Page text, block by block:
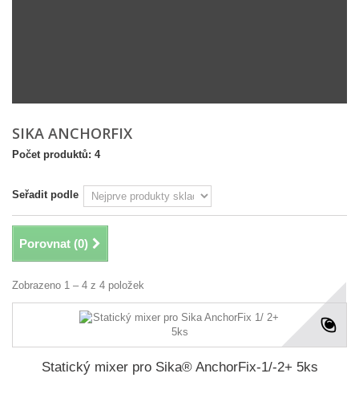
SIKA ANCHORFIX
Počet produktů: 4
Seřadit podle
Porovnat (0)
Zobrazeno 1 – 4 z 4 položek
Statický mixer pro Sika® AnchorFix-1/-2+ 5ks